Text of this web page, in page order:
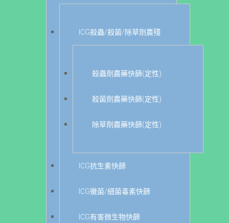
ICG殺蟲/殺菌/除草劑農殘
殺蟲劑農藥快篩(定性)
殺菌劑農藥快篩(定性)
除草劑農藥快篩(定性)
ICG抗生素快篩
ICG黴菌/細菌毒素快篩
ICG有害微生物快篩